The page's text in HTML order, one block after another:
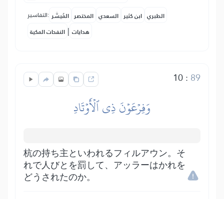
التفاسير: المُيسَّر المختصر السعدي ابن كثير الطبري
النفحات المكية | هدايات
10: 89
وَفِرۡعَوۡنَ ذِي ٱلۡأَوۡتَادِ
杭の持ち主といわれるフィルアウン。そ
れで人びとを罰して、アッラーはかれを
どうされたのか。